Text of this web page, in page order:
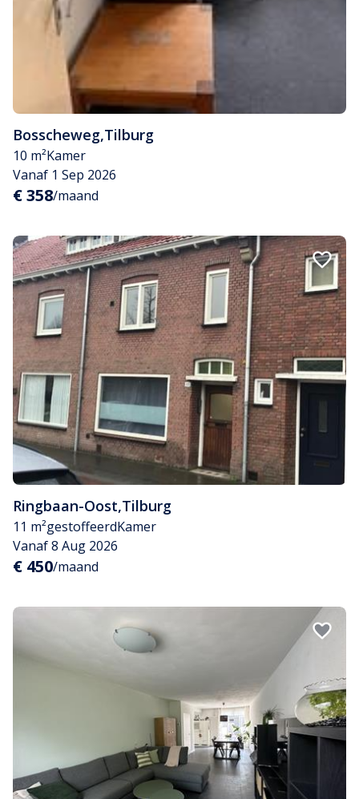
Bosscheweg,Tilburg
10 m²Kamer
Vanaf 1 Sep 2026
€ 358/maand
Ringbaan-Oost,Tilburg
11 m²gestoffeerdKamer
Vanaf 8 Aug 2026
€ 450/maand